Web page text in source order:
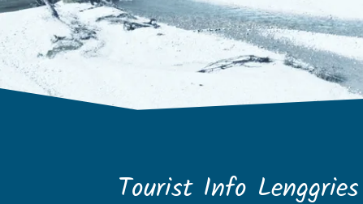
Tourist Info Lenggries